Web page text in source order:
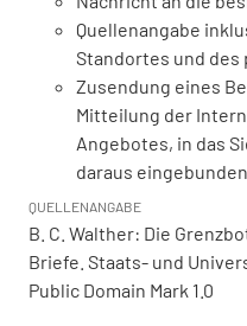
Quellenangabe
Standortes und
Zusendung eines
Mitteilung der
Angebotes, in das
daraus
QUELLENANGABE
B. C. Walther: Die
Briefe. Staats- und
Public Domain Mark 1.0